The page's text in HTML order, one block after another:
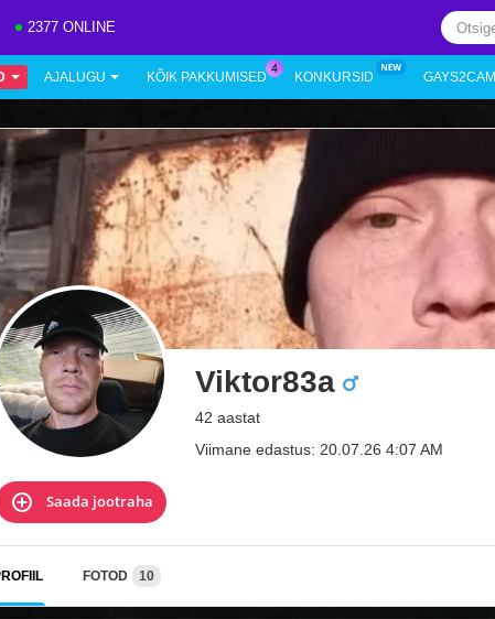
2377 ONLINE
AJALUGU KÕIK PAKKUMISED KONKURSID
Viktor83a
42 aastat
Viimane edastus: 20.07.26 4:07 AM
Saada jootraha
FOTOD 10